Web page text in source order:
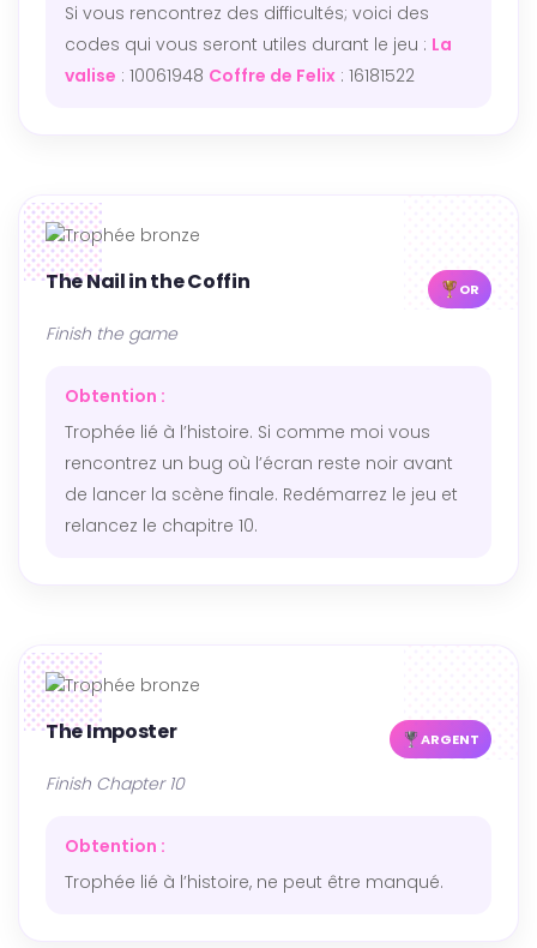
Si vous rencontrez des difficultés; voici des
codes qui vous seront utiles durant le jeu : La
valise : 10061948 Coffre de Felix : 16181522
The Nail in the Coffin OR
Finish the game
Obtention :
Trophée lié à l’histoire. Si comme moi vous
rencontrez un bug où l’écran reste noir avant
de lancer la scène finale. Redémarrez le jeu et
relancez le chapitre 10.
The Imposter ARGENT
Finish Chapter 10
Obtention :
Trophée lié à l’histoire, ne peut être manqué.